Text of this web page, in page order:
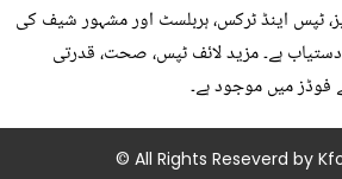
ٹپس اینڈ ٹرکس، ہربلسٹ اور مشہور شیف کی
ہے۔ مزید لائف ٹپس، صحت، قدرتی
فوڈز میں موجود ہے۔
© All Rights Reseverd by